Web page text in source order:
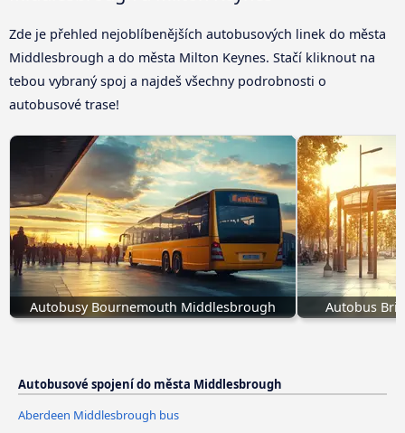
Zde je přehled nejoblíbenějších autobusových linek do města
Middlesbrough a do města Milton Keynes. Stačí kliknout na
tebou vybraný spoj a najdeš všechny podrobnosti o
autobusové trase!
Autobusy Bournemouth Middlesbrough Autobus
Autobusové spojení do města Middlesbrough
Aberdeen Middlesbrough bus